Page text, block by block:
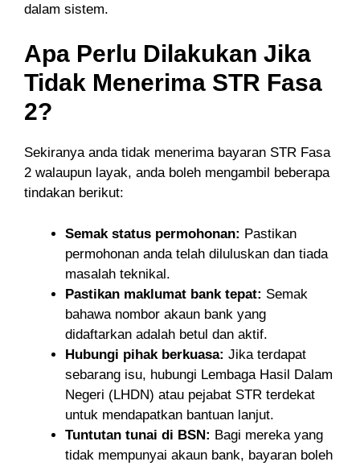
dalam sistem.
Apa Perlu Dilakukan Jika
Tidak Menerima STR Fasa
2?
Sekiranya anda tidak menerima bayaran STR Fasa
2 walaupun layak, anda boleh mengambil beberapa
tindakan berikut:
Semak status permohonan: Pastikan
permohonan anda telah diluluskan dan tiada
masalah teknikal.
Pastikan maklumat bank tepat: Semak
bahawa nombor akaun bank yang
didaftarkan adalah betul dan aktif.
Hubungi pihak berkuasa: Jika terdapat
sebarang isu, hubungi Lembaga Hasil Dalam
Negeri (LHDN) atau pejabat STR terdekat
untuk mendapatkan bantuan lanjut.
Tuntutan tunai di BSN: Bagi mereka yang
tidak mempunyai akaun bank, bayaran boleh